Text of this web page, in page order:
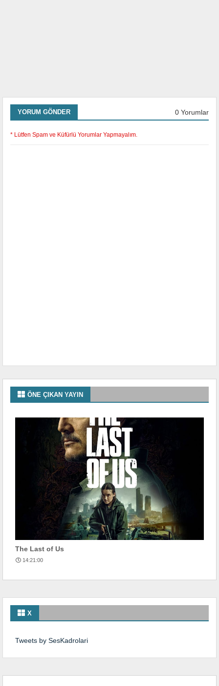
YORUM GÖNDER 0 Yorumlar
* Lütfen Spam ve Küfürlü Yorumlar Yapmayalım.
ÖNE ÇIKAN YAYIN
The Last of Us
14:21:00
X
Tweets by SesKadrolari